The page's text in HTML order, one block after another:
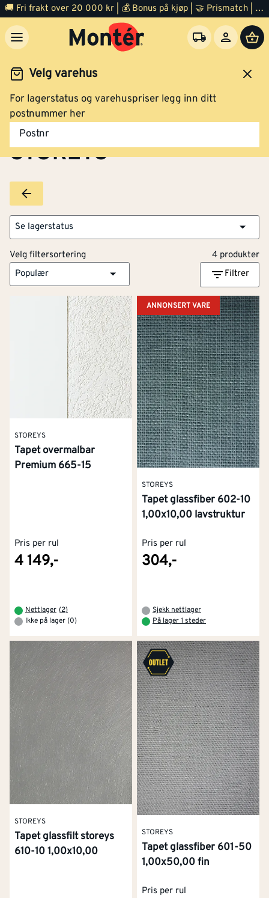
🚚 Fri frakt over 20 000 kr | 💰 Bonus på kjøp | 🤝 Prismatch | ⭐ 100% fornøyd garanti | 🏪 140 byggevarehus
Velg varehus
For lagerstatus og varehuspriser legg inn ditt
postnummer her
Postnr
Brands STOREYS
STOREYS
Se lagerstatus
Velg filtersortering
4 produkter
Populær
Filtrer
STOREYS
Tapet overmalbar
Premium 665-15
Pris per rul
4 149,-
Nettlager (2)
Ikke på lager (0)
ANNONSERT VARE
STOREYS
Tapet glassfiber 602-10
1,00x10,00 lavstruktur
Pris per rul
304,-
Sjekk nettlager
På lager 1 steder
STOREYS
Tapet glassfilt storeys
610-10 1,00x10,00
STOREYS
Tapet glassfiber 601-50
1,00x50,00 fin
Pris per rul